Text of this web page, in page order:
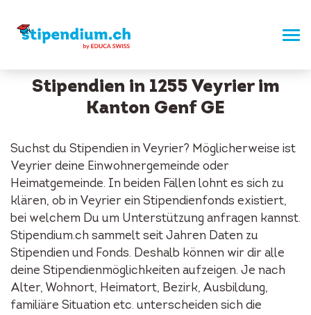
Stipendien in 1255 Veyrier im
Kanton Genf GE
Suchst du Stipendien in Veyrier? Möglicherweise ist
Veyrier deine Einwohnergemeinde oder
Heimatgemeinde. In beiden Fällen lohnt es sich zu
klären, ob in Veyrier ein Stipendienfonds existiert,
bei welchem Du um Unterstützung anfragen kannst.
Stipendium.ch sammelt seit Jahren Daten zu
Stipendien und Fonds. Deshalb können wir dir alle
deine Stipendienmöglichkeiten aufzeigen. Je nach
Alter, Wohnort, Heimatort, Bezirk, Ausbildung,
familiäre Situation etc. unterscheiden sich die